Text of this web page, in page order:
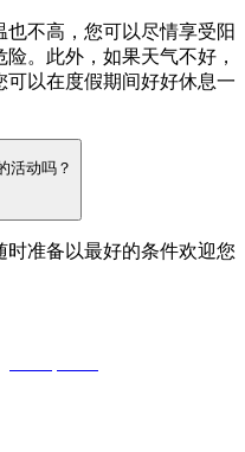
不高，您可以尽情享受阳
。此外，如果天气不好，
以在度假期间好好休息一
活动吗？
准备以最好的条件欢迎您